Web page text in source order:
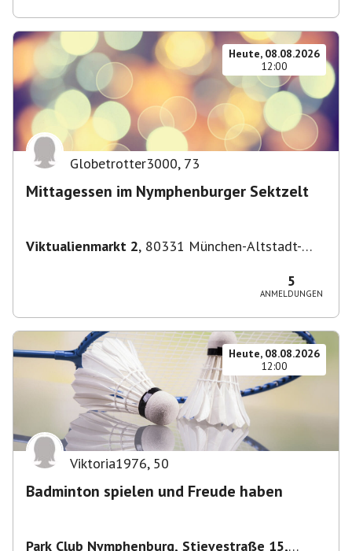
Heute, 08.08.2026
12:00
Globetrotter3000, 73
Mittagessen im Nymphenburger Sektzelt
Viktualienmarkt 2, 80331 München-Altstadt-
5
ANMELDUNGEN
Heute, 08.08.2026
12:00
Viktoria1976, 50
Badminton spielen und Freude haben
Park Club Nymphenburg, Stievestraße 15,